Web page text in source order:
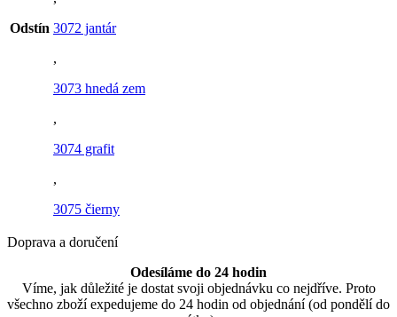
Odstín 3072 jantár
,
3073 hnedá zem
,
3074 grafit
,
3075 čierny
Doprava a doručení
Odesíláme do 24 hodin
Víme, jak důležité je dostat svoji objednávku co nejdříve. Proto
všechno zboží expedujeme do 24 hodin od objednání (od pondělí do